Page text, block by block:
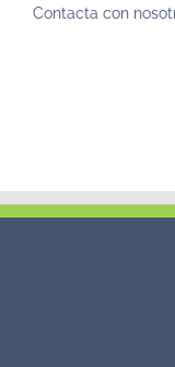
Contacta con